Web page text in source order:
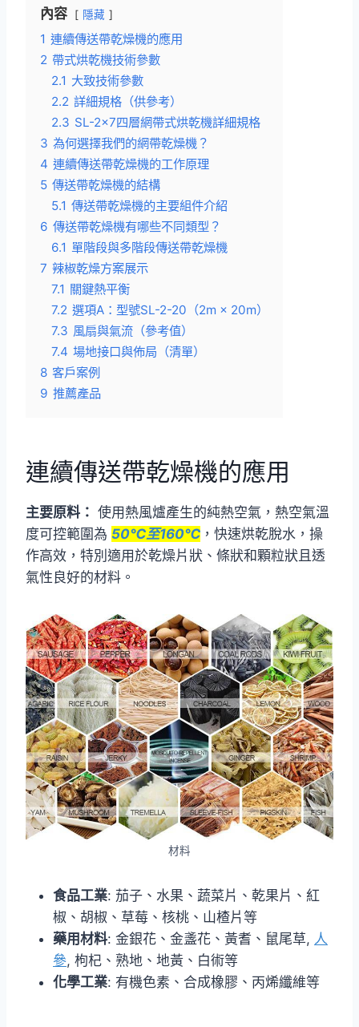
內容 隱藏
1 連續傳送帶乾燥機的應用
2 帶式烘乾機技術參數
2.1 大致技術參數
2.2 詳細規格（供參考）
2.3 SL-2×7四層網帶式烘乾機詳細規格
3 為何選擇我們的網帶乾燥機？
4 連續傳送帶乾燥機的工作原理
5 傳送帶乾燥機的結構
5.1 傳送帶乾燥機的主要組件介紹
6 傳送帶乾燥機有哪些不同類型？
6.1 單階段與多階段傳送帶乾燥機
7 辣椒乾燥方案展示
7.1 關鍵熱平衡
7.2 選項A：型號SL-2-20（2m × 20m）
7.3 風扇與氣流（參考值）
7.4 場地接口與佈局（清單）
8 客戶案例
9 推薦產品
連續傳送帶乾燥機的應用
主要原料： 使用熱風爐產生的純熱空氣，熱空氣溫
度可控範圍為 50℃至160℃ ，快速烘乾脫水，操
作高效，特別適用於乾燥片狀、條狀和顆粒狀且透
氣性良好的材料。
材料
食品工業: 茄子、水果、蔬菜片、乾果片、紅
椒、胡椒、草莓、核桃、山楂片等
藥用材料: 金銀花、金盞花、黃耆、鼠尾草, 人
參, 枸杞、熟地、地黃、白術等
化學工業: 有機色素、合成橡膠、丙烯纖維等